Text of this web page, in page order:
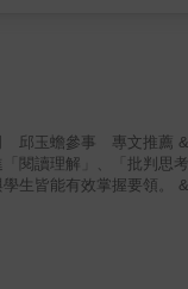
動在即，「專題研究」已然成為獨立思
閱讀理解」、「批判思
，第一部從國際各地教學現況切入，提供